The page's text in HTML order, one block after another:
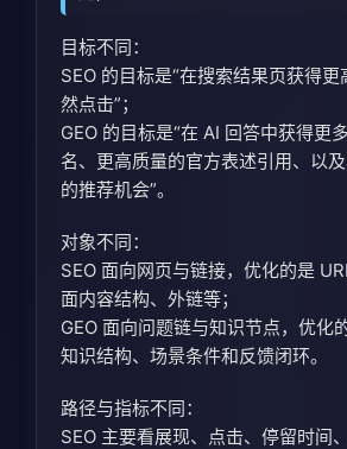
目标不同：
SEO 的目标是“在搜索结果页获得更
然点击”；
GEO 的目标是“在 AI 回答中获得更
名、更高质量的官方表述引用、以
的推荐机会”。
对象不同：
SEO 面向网页与链接，优化的是
面内容结构、外链等；
GEO 面向问题链与知识节点，优化
知识结构、场景条件和反馈闭环。
路径与指标不同：
SEO 主要看展现、点击、停留时间